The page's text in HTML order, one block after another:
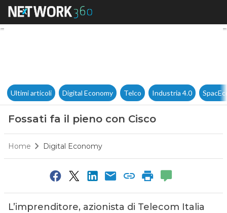
Fossati fa il pieno con Cisco
Ultimi articoli Digital Economy Telco Industria 4.0
Fossati fa il pieno con Cisco
Home Digital Economy
L’imprenditore, azionista di Telecom Italia